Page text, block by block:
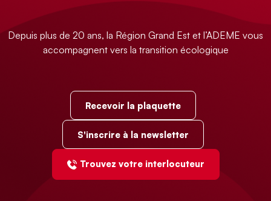
Depuis plus de 20 ans, la Région Grand Est et l’ADEME vous
accompagnent vers la transition écologique
Recevoir la plaquette
S'inscrire à la newsletter
Trouvez votre interlocuteur